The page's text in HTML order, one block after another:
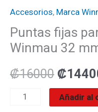
Accesorios, Marca
Puntas fijas
Winmau 32
₡16000 ₡
Winmau
mm
Negras
cantidad
Añadir al